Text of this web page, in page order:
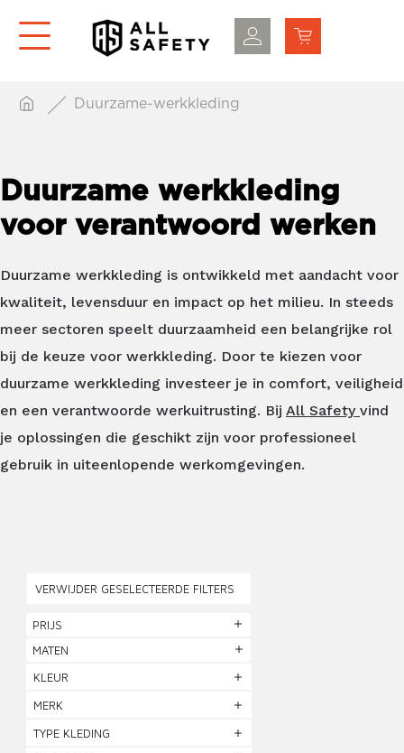
Duurzame-werkkleding
Duurzame werkkleding
voor verantwoord werken
Duurzame werkkleding is ontwikkeld met aandacht voor
kwaliteit, levensduur en impact op het milieu. In steeds
meer sectoren speelt duurzaamheid een belangrijke rol
bij de keuze voor werkkleding. Door te kiezen voor
duurzame werkkleding investeer je in comfort, veiligheid
en een verantwoorde werkuitrusting. Bij All Safety vind
je oplossingen die geschikt zijn voor professioneel
gebruik in uiteenlopende werkomgevingen.
VERWIJDER GESELECTEERDE FILTERS
PRIJS
MATEN
KLEUR
MERK
TYPE KLEDING